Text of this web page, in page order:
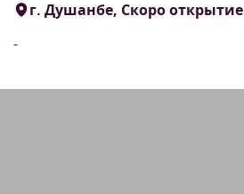
г. Душанбе, Скоро открытие
-